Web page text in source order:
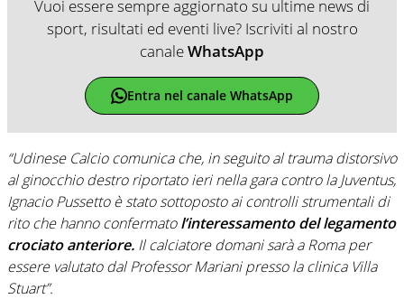
Vuoi essere sempre aggiornato su ultime news di
sport, risultati ed eventi live? Iscriviti al nostro
canaleWhatsApp
Entra nel canale WhatsApp
“Udinese Calcio comunica che, in seguito al trauma distorsivo
al ginocchio destro riportato ieri nella gara contro la Juventus,
Ignacio Pussetto è stato sottoposto ai controlli strumentali di
rito che hanno confermatol’interessamento del legamento
crociato anteriore. Il calciatore domani sarà a Roma per
essere valutato dal Professor Mariani presso la clinica Villa
Stuart”.